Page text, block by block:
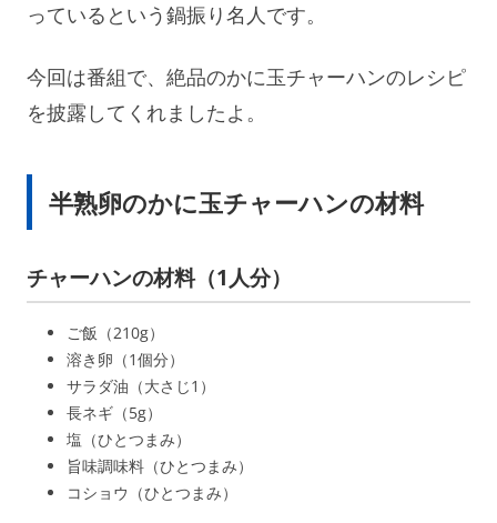
っているという鍋振り名人です。
今回は番組で、絶品のかに玉チャーハンのレシピ
を披露してくれましたよ。
半熟卵のかに玉チャーハンの材料
チャーハンの材料（1人分）
ご飯（210g）
溶き卵（1個分）
サラダ油（大さじ1）
長ネギ（5g）
塩（ひとつまみ）
旨味調味料（ひとつまみ）
コショウ（ひとつまみ）